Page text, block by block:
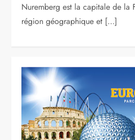
Nuremberg est la capitale de la
région géographique et […]